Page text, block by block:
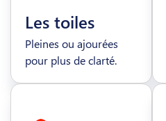
Les toiles
Pleines ou ajourées
pour plus de clarté.